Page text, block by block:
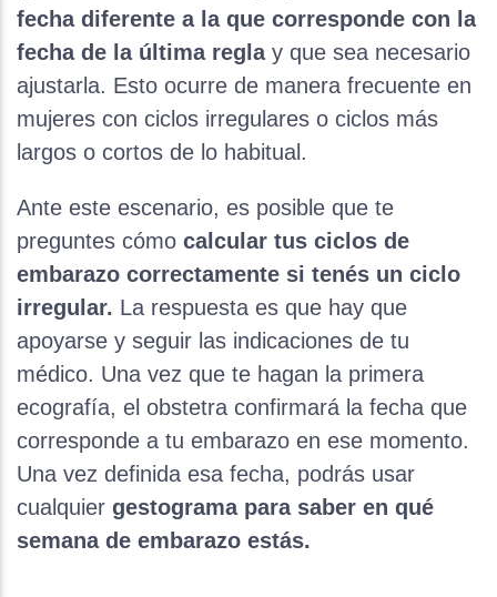
fecha diferente a la que corresponde con la
fecha de la última reglay que sea necesario
ajustarla. Esto ocurre de manera frecuente en
mujeres con ciclos irregulares o ciclos más
largos o cortos de lo habitual.
Ante este escenario, es posible que te
preguntes cómo calcular tus ciclos de
embarazo correctamente si tenés un ciclo
irregular. La respuesta es que hay que
apoyarse y seguir las indicaciones de tu
médico. Una vez que te hagan la primera
ecografía, el obstetra confirmará la fecha que
corresponde a tu embarazo en ese momento.
Una vez definida esa fecha, podrás usar
cualquier gestograma para saber en qué
semana de embarazo estás.